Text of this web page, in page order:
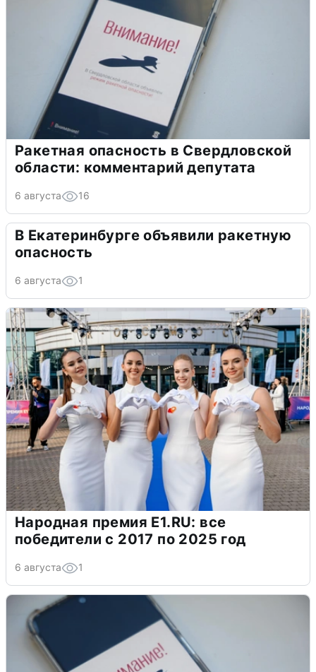
Ракетная опасность в Свердловской
области: комментарий депутата
6 августа 16
В Екатеринбурге объявили ракетную
опасность
6 августа 1
Народная премия E1.RU: все
победители с 2017 по 2025 год
6 августа 1